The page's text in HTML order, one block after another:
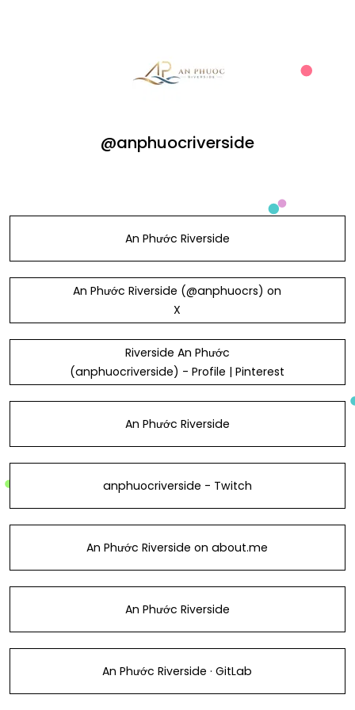
@anphuocriverside
An Phước Riverside
An Phước Riverside (@anphuocrs) on
X
Riverside An Phước
(anphuocriverside) - Profile | Pinterest
An Phước Riverside
anphuocriverside - Twitch
An Phước Riverside on about.me
An Phước Riverside
An Phước Riverside · GitLab